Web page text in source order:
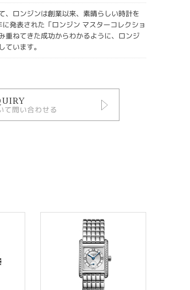
、ロンジンは創業以来、素晴らしい時計を
発表された「ロンジン マスターコレクショ
重ねてきた成功からわかるように、ロンジ
ています。
て問い合わせる